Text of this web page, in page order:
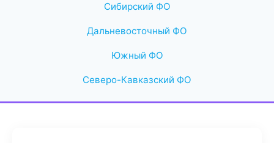
Сибирский ФО
Дальневосточный ФО
Южный ФО
Северо-Кавказский ФО